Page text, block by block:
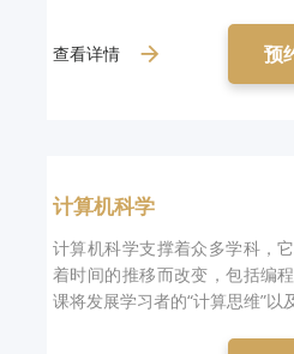
查看详情 预
计算机科学
计算机科学支撑着众多学科，
着时间的推移而改变，包括编
课将发展学习者的“计算思维”以